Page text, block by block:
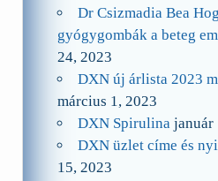
Dr Csizmadia Bea
gyógygombák a beteg
24, 2023
DXN új árlista 2023
március 1, 2023
DXN Spirulina január
DXN üzlet címe és
15, 2023